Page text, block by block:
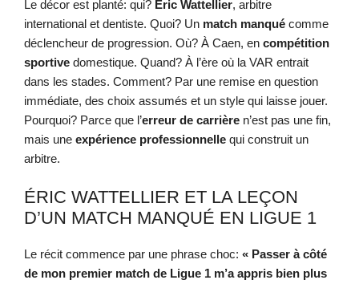
Le décor est planté: qui? Éric Wattellier, arbitre
international et dentiste. Quoi? Un match manqué comme
déclencheur de progression. Où? À Caen, en compétition
sportive domestique. Quand? À l’ère où la VAR entrait
dans les stades. Comment? Par une remise en question
immédiate, des choix assumés et un style qui laisse jouer.
Pourquoi? Parce que l’erreur de carrière n’est pas une fin,
mais une expérience professionnelle qui construit un
arbitre.
ÉRIC WATTELLIER ET LA LEÇON
D’UN MATCH MANQUÉ EN LIGUE 1
Le récit commence par une phrase choc: « Passer à côté
de mon premier match de Ligue 1 m’a appris bien plus